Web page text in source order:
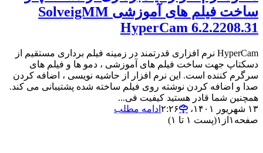
ساخت فیلم های آموزشی SolveigMM
HyperCam 6.2.2208.31
HyperCam نرم افزاری قدرتمند در زمینه فیلم برداری مستقیم از
دسکتاپ جهت ساخت فیلم های آموزشی ، دمو ها و فیلم های
سرگرم کننده است. این نرم افزار از حاشیه نویسی ، اضافه کردن
صدا و اضافه کردن نوشته روی فیلم ساخته شده پشتیبانی می کند.
همچنین شما قادر هستید کیفیت فی...
۱۳ شهریور ۱۴۰۱،‏ ۲:۲۶
ادامه مطلب
صفحه ۱ از ۱(پست ۱ تا ۱)